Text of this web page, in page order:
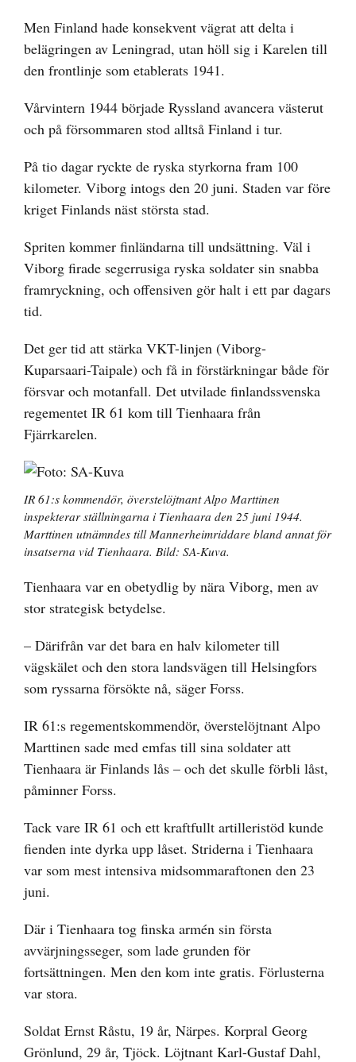
Men Finland hade konsekvent vägrat att delta i
belägringen av Leningrad, utan höll sig i Karelen till
den frontlinje som etablerats 1941.
Vårvintern 1944 började Ryssland avancera västerut
och på försommaren stod alltså Finland i tur.
På tio dagar ryckte de ryska styrkorna fram 100
kilometer. Viborg intogs den 20 juni. Staden var före
kriget Finlands näst största stad.
Spriten kommer finländarna till undsättning. Väl i
Viborg firade segerrusiga ryska soldater sin snabba
framryckning, och offensiven gör halt i ett par dagars
tid.
Det ger tid att stärka VKT-linjen (Viborg-
Kuparsaari-Taipale) och få in förstärkningar både för
försvar och motanfall. Det utvilade finlandssvenska
regementet IR 61 kom till ­Tienhaara från
Fjärrkarelen.
IR 61:s kommendör, överstelöjtnant Alpo Marttinen
inspekterar ställningarna i Tienhaara den 25 juni 1944.
Marttinen utnämndes till Mannerheimriddare bland annat för
insatserna vid Tienhaara. Bild: SA-Kuva.
Tienhaara var en obetydlig by nära Viborg, men av
stor strategisk betydelse.
– Därifrån var det bara en halv kilometer till
vägskälet och den stora landsvägen till Helsingfors
som ryssarna försökte nå, säger Forss.
IR 61:s regementskommendör, överstelöjtnant Alpo
Marttinen sade med emfas till sina soldater att
Tienhaara är Finlands lås – och det skulle förbli låst,
påminner Forss.
Tack vare IR 61 och ett kraftfullt artilleristöd kunde
fienden inte dyrka upp låset. Striderna i Tienhaara
var som mest intensiva midsommaraftonen den 23
juni.
Där i Tienhaara tog finska armén sin första
avvärjningsseger, som lade grunden för
fortsättningen. Men den kom inte gratis. Förlusterna
var stora.
Soldat Ernst Råstu, 19 år, Närpes. Korpral Georg
Grönlund, 29 år, Tjöck. Löjtnant Karl-Gustaf Dahl,